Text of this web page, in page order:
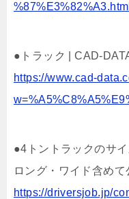
%87%E3%82%A3.html
●トラック | CAD-
https://www.cad-
●4トントラックのサ
ロング・ワイド含めて
https://driversjob.jp/